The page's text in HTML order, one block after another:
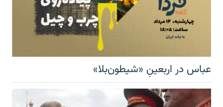
عباس در اربعینِ «شیطون‌بلا»